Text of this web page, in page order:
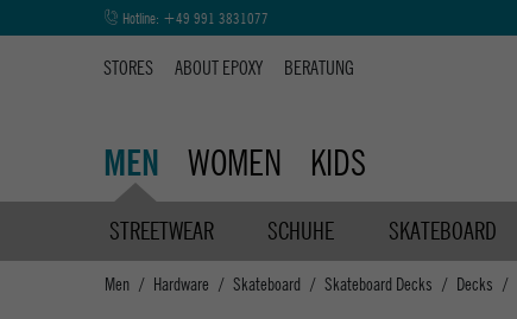
Hotline: +49 991 3831077
STORES ABOUT EPOXY BERATUNG
MEN WOMEN KIDS
STREETWEAR SCHUHE SKATEBOARD
Men Hardware Skateboard Skateboard Decks Decks